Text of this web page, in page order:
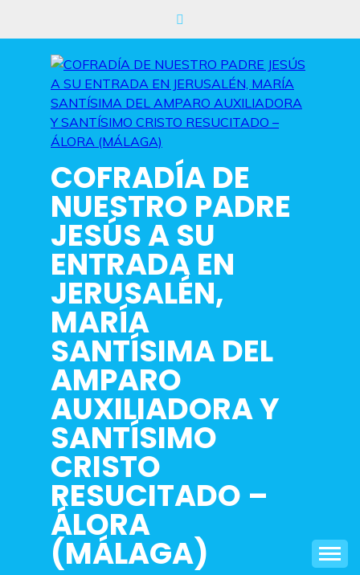
COFRADÍA DE
NUESTRO PADRE
JESÚS A SU
ENTRADA EN
JERUSALÉN,
MARÍA
SANTÍSIMA DEL
AMPARO
AUXILIADORA Y
SANTÍSIMO
CRISTO
RESUCITADO –
ÁLORA
(MÁLAGA)